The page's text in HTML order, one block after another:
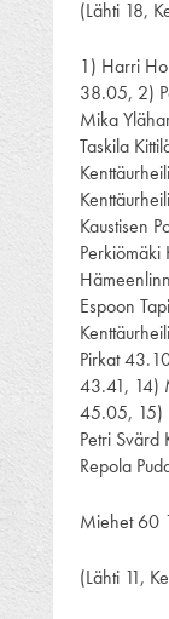
(Lähti 18,
1) Harri
38.05, 2)
Mika
Taskila
Kaustisen
Perkiömäki
Espoon
Pirkat
43.41, 14)
45.05, 15)
Petri
Repola
Miehet 60
(Lähti 11,